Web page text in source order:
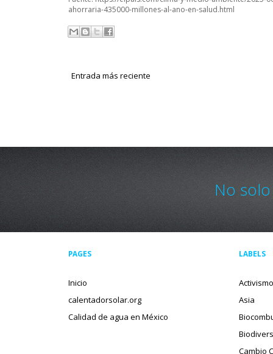
ahorraria-435000-millones-al-ano-en-salud.html
Entrada más reciente
No
PAGES
Inicio
calentadorsolar.org
Calidad de agua en México
LABELS
Asia
Cambio